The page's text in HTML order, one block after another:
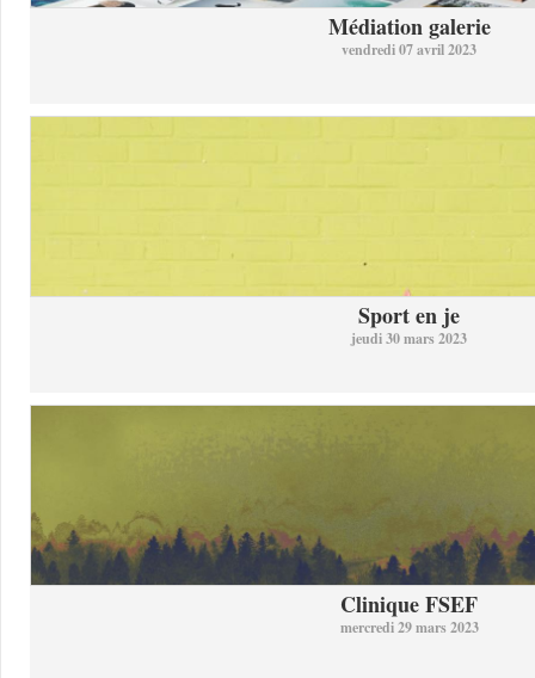
Médiation galerie
vendredi 07 avril 2023
Sport en je
jeudi 30 mars 2023
Clinique FSEF
mercredi 29 mars 2023